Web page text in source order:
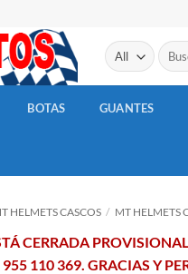
Buscar
por:
BOTAS GUANTES
HELMETS CASCOS / MT HELMETS
CERRADA
110 369. GRACIAS Y